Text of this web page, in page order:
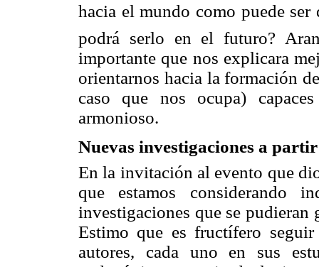
hacia el mundo como puede
podrá serlo en el futuro?
importante que nos explicara
orientarnos hacia la formación
caso que nos ocupa)
armonioso.
Nuevas investigaciones a
En la invitación al evento que
que estamos considerando
investigaciones que se pudieran
Estimo que es fructífero
autores, cada uno en sus